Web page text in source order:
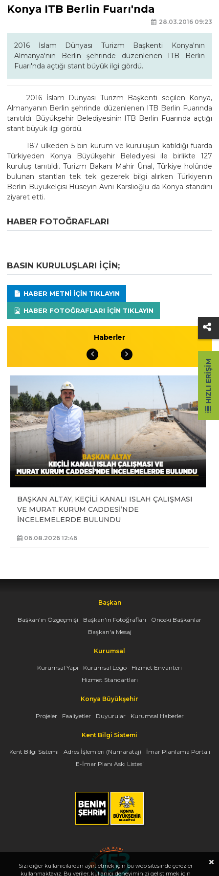
Konya ITB Berlin Fuarı'nda
28.03.2016 09:23
2016 İslam Dünyası Turizm Başkenti Konya'nın
Almanya'nın Berlin şehrinde düzenlenen ITB Berlin
Fuarı'nda açtığı stant büyük ilgi gördü.
2016 İslam Dünyası Turizm Başkenti seçilen Konya,
Almanyanın Berlin şehrinde düzenlenen ITB Berlin Fuarında
tanıtıldı. Büyükşehir Belediyesinin ITB Berlin Fuarında açtığı
stant büyük ilgi gördü.
187 ülkeden 5 bin kurum ve kuruluşun katıldığı fuarda
Türkiyeden Konya Büyükşehir Belediyesi ile birlikte 127
kuruluş tanıtıldı. Turizm Bakanı Mahir Ünal, Türkiye holünde
bulunan stantları tek tek gezerek bilgi alırken Türkiyenin
Berlin Büyükelçisi Hüseyin Avni Karslıoğlu da Konya standını
ziyaret etti.
HABER FOTOĞRAFLARI
BASIN KURULUŞLARI IÇIN;
HABER METNI IÇIN TIKLAYIN
HABER FOTOĞRAFLARI IÇIN TIKLAYIN
Haberler
BAŞKAN ALTAY, KEÇİLİ KANALI ISLAH ÇALIŞMASI
VE MURAT KURUM CADDESİ’NDE
İNCELEMELERDE BULUNDU
06.08.2026 12:46
Başkan
Başkan'ın Özgeçmişi Başkan'ın Fotoğrafları
Önceki Başkanlar
Başkan'a Mesaj
Kurumsal
Kurumsal Yapı Kurumsal Logo
Hizmet Envanteri
Hizmet Standartları
Konya Büyükşehir
Projeler Faaliyetler Duyurular Kurumsal Haberler
Kent Bilgi Sistemi
Kent Bilgi Sistemi Adres İşlemleri (Numarataj)
İmar Planlama Portalı
E-İmar Planı Askı Listesi
HIZLI ERIŞIM
Sizi diğer kullanıcılardan ayırt etmek için bu web sitesinde çerezler
kullanmaktayız. Bu veriler, kullanıcı deneyiminizi geliştirmek için